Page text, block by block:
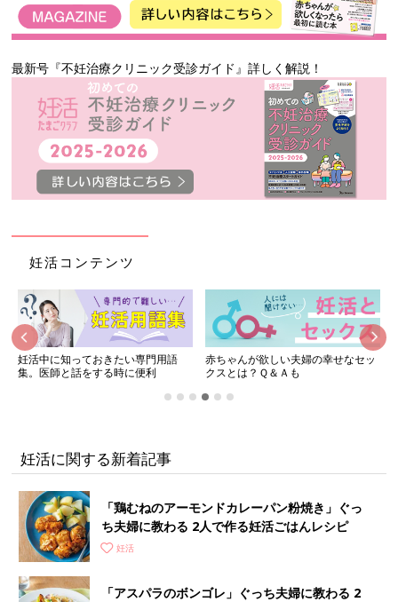
最新号『不妊治療クリニック受診ガイド』詳しく解説！
妊活コンテンツ
妊活中に知っておきたい専門用語
集。医師と話をする時に便利
赤ちゃんが欲しい夫婦の幸せなセッ
クスとは？Ｑ＆Ａも
妊活に関する新着記事
「鶏むねのアーモンドカレーパン粉焼き」ぐっ
ち夫婦に教わる 2人で作る妊活ごはんレシピ
妊活
「アスパラのボンゴレ」ぐっち夫婦に教わる 2